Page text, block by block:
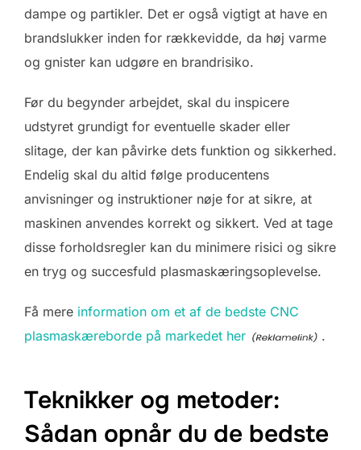
dampe og partikler. Det er også vigtigt at have en
brandslukker inden for rækkevidde, da høj varme
og gnister kan udgøre en brandrisiko.
Før du begynder arbejdet, skal du inspicere
udstyret grundigt for eventuelle skader eller
slitage, der kan påvirke dets funktion og sikkerhed.
Endelig skal du altid følge producentens
anvisninger og instruktioner nøje for at sikre, at
maskinen anvendes korrekt og sikkert. Ved at tage
disse forholdsregler kan du minimere risici og sikre
en tryg og succesfuld plasmaskæringsoplevelse.
Få mere information om et af de bedste CNC
plasmaskæreborde på markedet her
.
Teknikker og metoder:
Sådan opnår du de bedste